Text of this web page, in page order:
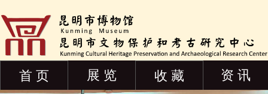
首 页 展 览 收 藏 资 讯